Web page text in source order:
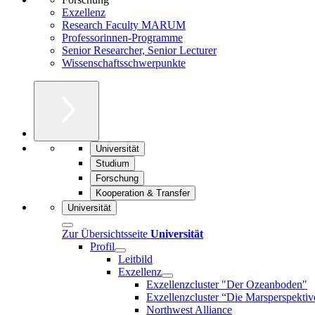
Exzellenz
Research Faculty MARUM
Professorinnen-Programme
Senior Researcher, Senior Lecturer
Wissenschaftsschwerpunkte
Universität
Studium
Forschung
Kooperation & Transfer
Universität
Zur Übersichtsseite Universität
Profil
Leitbild
Exzellenz
Exzellenzcluster "Der Ozeanboden"
Exzellenzcluster “Die
Northwest Alliance